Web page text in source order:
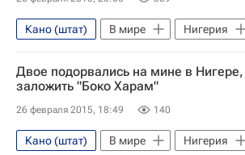
Кано (штат) В мире
Нигерия
Борно
Кано
Чад
Нигер (штат)
Камерун
Весь мир
Боко Харам
Двое подорвались на мине в
заложить "Боко Харам"
26 февраля 2015, 18:49 140
Кано (штат) В мире
Нигерия